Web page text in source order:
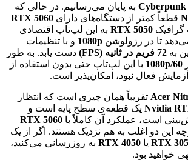
Cyberpunk به پایان می‌رسانیم. در حالی که
قطعاً کمتر از دستگاه‌های دارای RTX 5060
گرافیک RTX 5050 به این لپ‌تاپ اقتصادی
تا در رزولوشن 1080p و با تنظیمات
به 72 فریم در ثانیه (FPS)
دست یابد. به طور
1080p/60 با این لپ‌تاپ حتی بدون استفاده از
فعال نبود، امکان‌پذیر است.
Acer تقریباً همان چیزی است که انتظار
Nvidia یک قطعه‌ی سطح پایه است و
است، عملکرد آن کاملاً با RTX 5060
این دو اغلب به هم نزدیک هستند. اگر از یک
RTX یا RTX 4050 به روزرسانی می‌کنید،
خواهید بود.